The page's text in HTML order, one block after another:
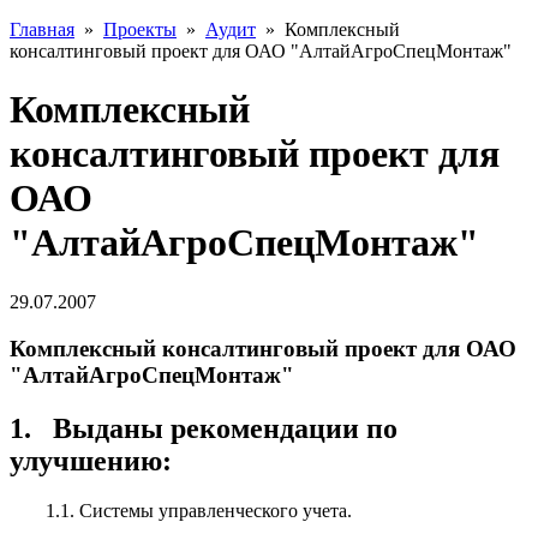
Главная » Проекты » Аудит » Комплексный
консалтинговый проект для ОАО "АлтайАгроСпецМонтаж"
Комплексный
консалтинговый проект для
ОАО
"АлтайАгроСпецМонтаж"
29.07.2007
Комплексный консалтинговый проект для ОАО
"АлтайАгроСпецМонтаж"
1. Выданы рекомендации по
улучшению:
1.1. Системы управленческого учета.